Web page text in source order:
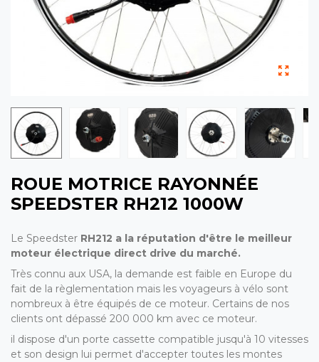
ROUE MOTRICE RAYONNÉE
SPEEDSTER RH212 1000W
Le Speedster RH212 a la réputation d'être le meilleur
moteur électrique direct drive du marché.
Très connu aux USA, la demande est faible en Europe du
fait de la règlementation mais les voyageurs à vélo sont
nombreux à être équipés de ce moteur. Certains de nos
clients ont dépassé 200 000 km avec ce moteur.
il dispose d'un porte cassette compatible jusqu'à 10 vitesses
et son design lui permet d'accepter toutes les montes